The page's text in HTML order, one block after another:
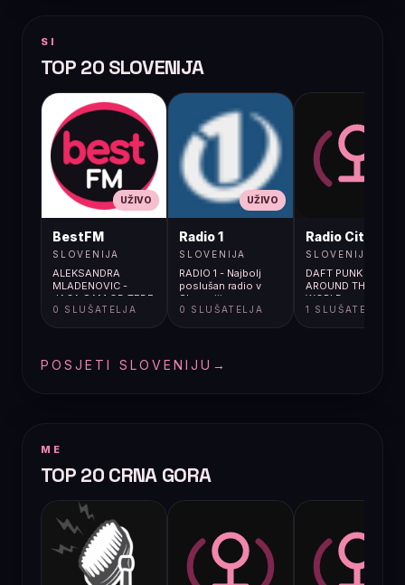
SI
TOP 20 SLOVENIJA
UŽIVO
BestFM
SLOVENIJA
ALEKSANDRA
MLADENOVIC -
JACA SAM OD TEBE
0 SLUŠATELJA
UŽIVO
Radio 1
SLOVENIJA
RADIO 1 - Najbolj
poslušan radio v
Sloveniji
0 SLUŠATELJA
Radio City
SLOVENIJA
DAFT PUNK /
AROUND THE
WORLD
1 SLUŠATELJA
POSJETI SLOVENIJU →
ME
TOP 20 CRNA GORA